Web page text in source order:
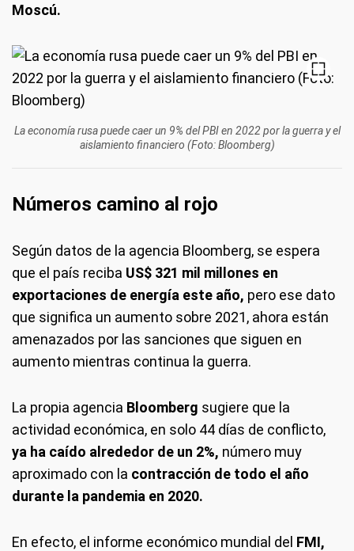
Moscú.
La economía rusa puede caer un 9% del PBI en 2022 por la guerra y el
aislamiento financiero (Foto: Bloomberg)
Números camino al rojo
Según datos de la agencia Bloomberg, se espera
que el país reciba US$ 321 mil millones en
exportaciones de energía este año, pero ese dato
que significa un aumento sobre 2021, ahora están
amenazados por las sanciones que siguen en
aumento mientras continua la guerra.
La propia agencia Bloomberg sugiere que la
actividad económica, en solo 44 días de conflicto,
ya ha caído alrededor de un 2%, número muy
aproximado con la contracción de todo el año
durante la pandemia en 2020.
En efecto, el informe económico mundial del FMI,